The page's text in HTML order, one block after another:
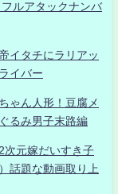
ルアタックナンバ
イタチにラリアッ
イバー
ゃん人形！豆腐メ
るみ男子末路編
次元嫁だいすき子
話題な動画取り上